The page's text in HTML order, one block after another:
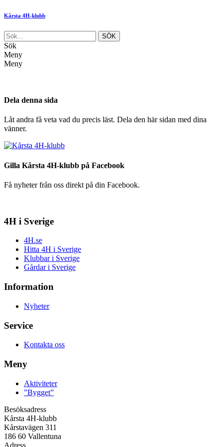
Kårsta 4H-klubb
Sök
Meny
Meny
Dela denna sida
Låt andra få veta vad du precis läst. Dela den här sidan med dina
vänner.
Gilla Kårsta 4H-klubb på Facebook
Få nyheter från oss direkt på din Facebook.
4H i Sverige
4H.se
Hitta 4H i Sverige
Klubbar i Sverige
Gårdar i Sverige
Information
Nyheter
Service
Kontakta oss
Meny
Aktiviteter
”Bygget”
Besöksadress
Kårsta 4H-klubb
Kårstavägen 311
186 60 Vallentuna
Adress